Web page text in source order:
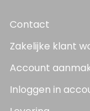
Contact
Zakelijke klant
Account
Inloggen in